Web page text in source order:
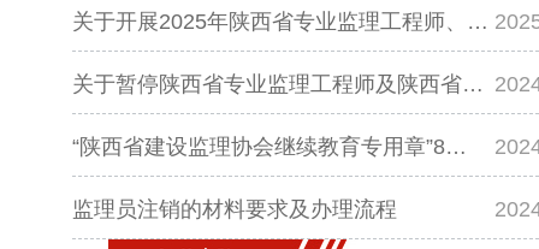
关于开展2025年陕西省专业监理工程师、…
关于暂停陕西省专业监理工程师及陕西省…
“陕西省建设监理协会继续教育专用章”8…
监理员注销的材料要求及办理流程